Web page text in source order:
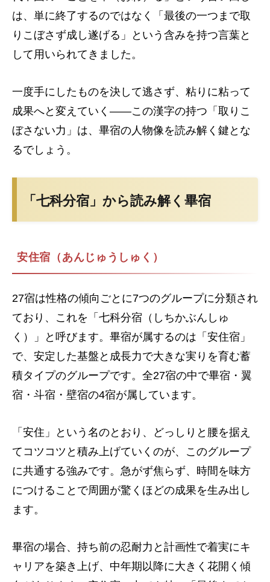
は、単に終了するのではなく「最後の一つまで取
りこぼさず成し遂げる」という含みを持つ言葉と
して用いられてきました。
一度手にしたものを決して逃さず、粘りに粘って
成果へと変えていく――この漢字の持つ「取りこ
ぼさない力」は、畢宿の人物像を読み解く鍵とな
るでしょう。
「七科分宿」から読み解く畢宿
安住宿（あんじゅうしゅく）
27宿は性格の傾向ごとに7つのグループに分類され
ており、これを「七科分宿（しちかぶんしゅ
く）」と呼びます。畢宿が属するのは「安住宿」
で、安定した基盤と成長力で大きな実りを育む蓄
積タイプのグループです。全27宿の中で畢宿・翼
宿・斗宿・壁宿の4宿が属しています。
「安住」という名のとおり、どっしりと腰を据え
てコツコツと積み上げていくのが、このグループ
に共通する強みです。急がず焦らず、時間を味方
につけることで周囲が驚くほどの成果を生み出し
ます。
畢宿の場合、持ち前の忍耐力と計画性で着実にキ
ャリアを築き上げ、中年期以降に大きく花開く傾